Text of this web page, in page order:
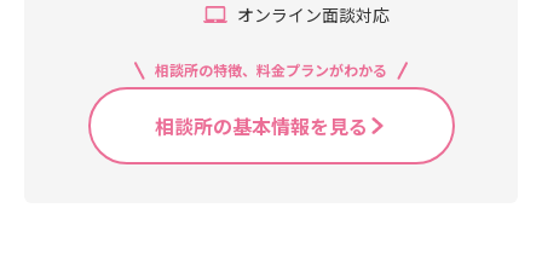
オンライン面談対応
相談所の特徴、料金プランがわかる
相談所の基本情報を見る